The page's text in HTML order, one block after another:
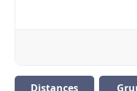
Distances